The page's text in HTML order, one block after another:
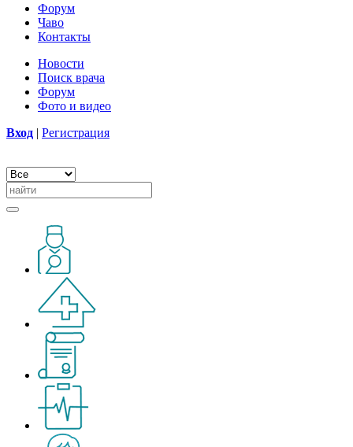
Форум
Чаво
Контакты
Новости
Поиск врача
Форум
Фото и видео
Вход | Регистрация